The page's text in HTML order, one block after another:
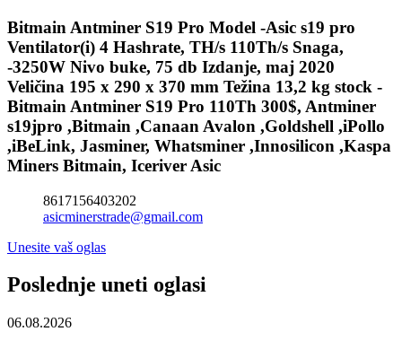
Bitmain Antminer S19 Pro Model -Asic s19 pro
Ventilator(i) 4 Hashrate, TH/s 110Th/s Snaga,
-3250W Nivo buke, 75 db Izdanje, maj 2020
Veličina 195 x 290 x 370 mm Težina 13,2 kg stock -
Bitmain Antminer S19 Pro 110Th 300$, Antminer
s19jpro ,Bitmain ,Canaan Avalon ,Goldshell ,iPollo
,iBeLink, Jasminer, Whatsminer ,Innosilicon ,Kaspa
Miners Bitmain, Iceriver Asic
8617156403202
asicminerstrade@gmail.com
Unesite vaš oglas
Poslednje uneti oglasi
06.08.2026